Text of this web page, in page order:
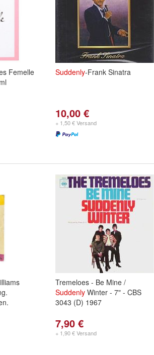
Femelle
Suddenly-Frank Sinatra
10,00 €
+ 1,50 € Versand
Tremeloes - Be Mine /
Suddenly Winter - 7" - CBS
3043 (D) 1967
7,90 €
+ 1,90 € Versand